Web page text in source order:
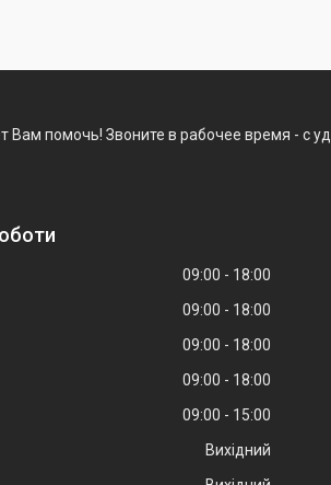
Вам помочь! Звоните в рабочее время - с
09:00
18:00
09:00
18:00
09:00
18:00
09:00
18:00
09:00
15:00
Вихідний